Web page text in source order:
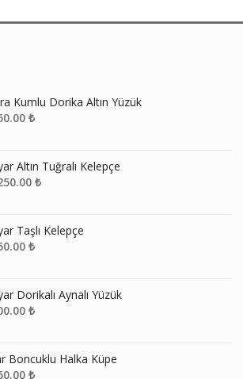
Kumlu Dorika Altın Yüzük
₺
Altın Tuğralı Kelepçe
₺
Taşlı Kelepçe
₺
Dorikalı Aynalı Yüzük
₺
Boncuklu Halka Küpe
₺